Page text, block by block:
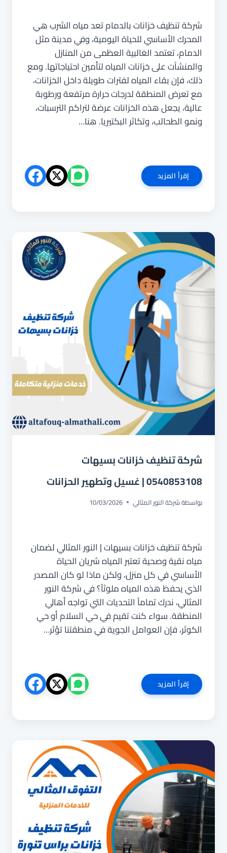
شركة تنظيف خزانات بالدمام تعد مياه الشرب هي
المحرك الأساسي للحياة اليومية، وفي مدينة مثل
الدمام، تعتمد الغالبية العظمى من المنازل
والمنشآت على خزانات المياه لتأمين احتياجاتها. ومع
ذلك، فإن بقاء المياه لفترات طويلة داخل الخزانات،
مع تعرض المنطقة لدرجات حرارة مرتفعة ورطوبة
عالية، يجعل هذه الخزانات عرضة لتراكم الترسبات،
ونمو الطحالب، وتكاثر البكتيريا. هنا…
إقرأ المزيدشركة
تنظيف
و
تطهير
خزانات
المياه
شركة تنظيف خزانات بسيهات
0540853108 | غسيل وتطهير الحزانات
بواسطةشركة النور المثالي 10/03/2026
شركة تنظيف خزانات بسيهات | النور المثالي لضمان
مياه نقية وصحية تعتبر المياه شريان الحياة
الأساسي في كل منزل، ولكن ماذا لو كان المصدر
الذي يحفظ هذه المياه ملوثاً؟ في شركة النور
المثالي، ندرك تماماً التحديات التي تواجه أهالي
المنطقة. سواء كنت تقيم في حي السلام أو حي
الكوثر، فإن العوامل الجوية في منطقتنا تؤثر…
إقرأ المزيدشركة
تنظيف
غسيل
وتطهير
الحزانات